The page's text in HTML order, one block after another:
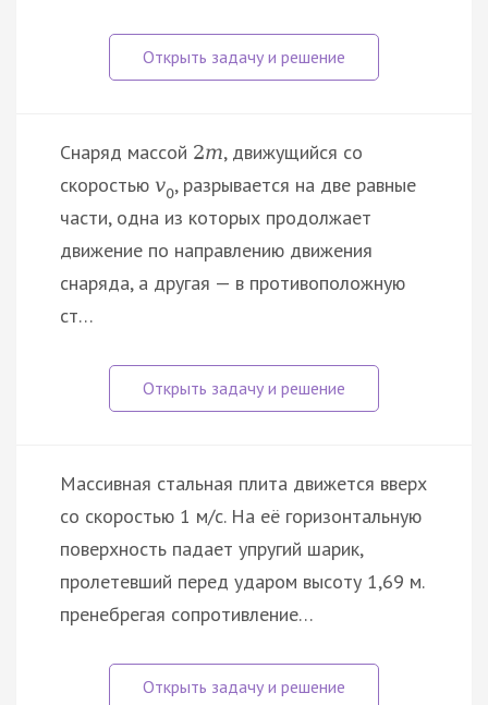
Снаряд массой 2m, движущийся со
скоростью v0, разрывается на две равные
части, одна из которых продолжает
движение по направлению движения
снаряда, а другая — в противоположную
ст…
Массивная стальная плита движется вверх
со скоростью 1 м/с. На её горизонтальную
поверхность падает упругий шарик,
пролетевший перед ударом высоту 1,69 м.
пренебрегая сопротивление…